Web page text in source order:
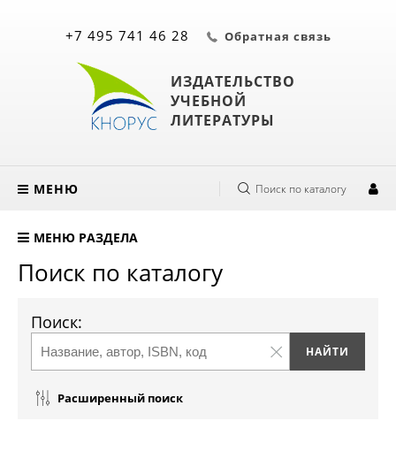
ИЗДАТЕЛЬСТВО
УЧЕБНОЙ
ЛИТЕРАТУРЫ
+7 495 741 46 28 Обратная связь
МЕНЮ Поиск по каталогу
МЕНЮ РАЗДЕЛА
Поиск по каталогу
Поиск:
Расширенный поиск